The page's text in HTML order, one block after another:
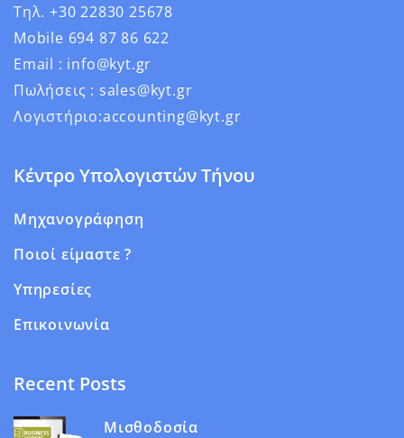
Τηλ. +30 22830 25678
Mobile 694 87 86 622
Email : info@kyt.gr
Πωλήσεις : sales@kyt.gr
Λογιστήριο:accounting@kyt.gr
Κέντρο Υπολογιστών Τήνου
Μηχανογράφηση
Ποιοί είμαστε ?
Υπηρεσίες
Επικοινωνία
Recent Posts
Μισθοδοσία